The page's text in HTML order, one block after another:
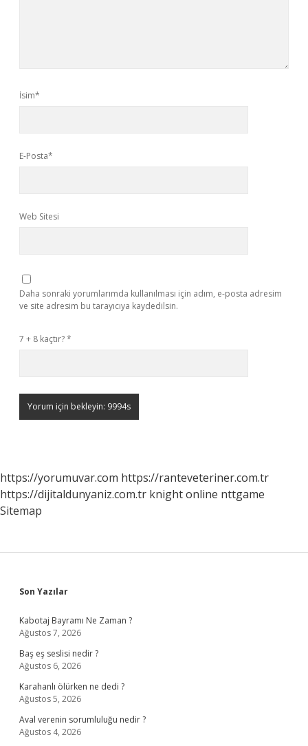
İsim*
E-Posta*
Web Sitesi
Daha sonraki yorumlarımda kullanılması için adım, e-posta adresim
ve site adresim bu tarayıcıya kaydedilsin.
7 + 8 kaçtır?*
https://yorumuvar.com https://ranteveteriner.com.tr
https://dijitaldunyaniz.com.tr knight online nttgame
Sitemap
Sidebar
Son Yazılar
Kabotaj Bayramı Ne Zaman ?
Ağustos 7, 2026
Baş eş seslisi nedir ?
Ağustos 6, 2026
Karahanlı ölürken ne dedi ?
Ağustos 5, 2026
Aval verenin sorumluluğu nedir ?
Ağustos 4, 2026